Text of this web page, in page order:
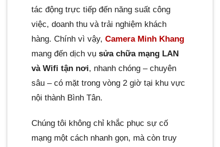
tác động trực tiếp đến năng suất công
việc, doanh thu và trải nghiệm khách
hàng. Chính vì vậy, Camera Minh Khang
mang đến dịch vụ sửa chữa mạng LAN
và Wifi tận nơi, nhanh chóng – chuyên
sâu – có mặt trong vòng 2 giờ tại khu vực
nội thành Bình Tân.
Chúng tôi không chỉ khắc phục sự cố
mạng một cách nhanh gọn, mà còn truy